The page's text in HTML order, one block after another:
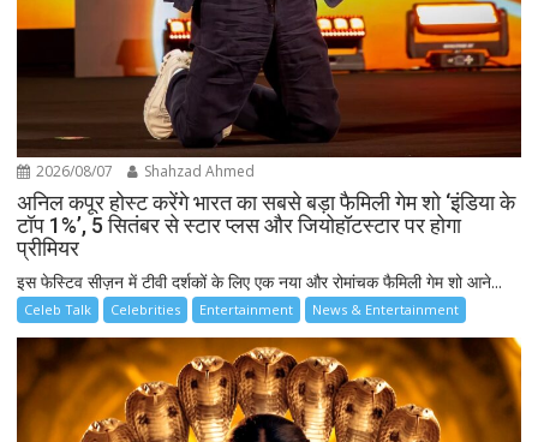
2026/08/07 Shahzad Ahmed
अनिल कपूर होस्ट करेंगे भारत का सबसे बड़ा फैमिली गेम शो ‘इंडिया के
टॉप 1%’, 5 सितंबर से स्टार प्लस और जियोहॉटस्टार पर होगा
प्रीमियर
इस फेस्टिव सीज़न में टीवी दर्शकों के लिए एक नया और रोमांचक फैमिली गेम शो आने...
Celeb Talk Celebrities Entertainment News & Entertainment